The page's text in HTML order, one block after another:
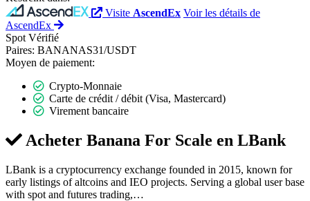
Visite AscendEx Voir les détails de
AscendEx
Spot Vérifié
Paires: BANANAS31/USDT
Moyen de paiement:
Crypto-Monnaie
Carte de crédit / débit (Visa, Mastercard)
Virement bancaire
Acheter Banana For Scale en LBank
LBank is a cryptocurrency exchange founded in 2015, known for
early listings of altcoins and IEO projects. Serving a global user base
with spot and futures trading,…